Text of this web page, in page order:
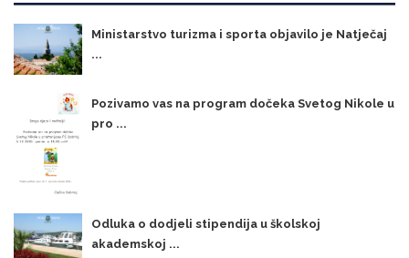
Ministarstvo turizma i sporta objavilo je Natječaj
...
Pozivamo vas na program dočeka Svetog Nikole u
pro ...
Odluka o dodjeli stipendija u školskoj
akademskoj ...